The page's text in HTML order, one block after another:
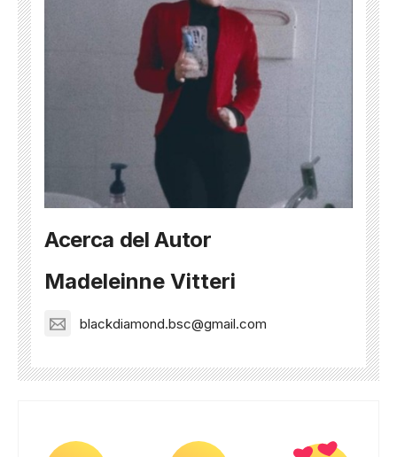
Acerca del Autor
Madeleinne Vitteri
blackdiamond.bsc@gmail.com